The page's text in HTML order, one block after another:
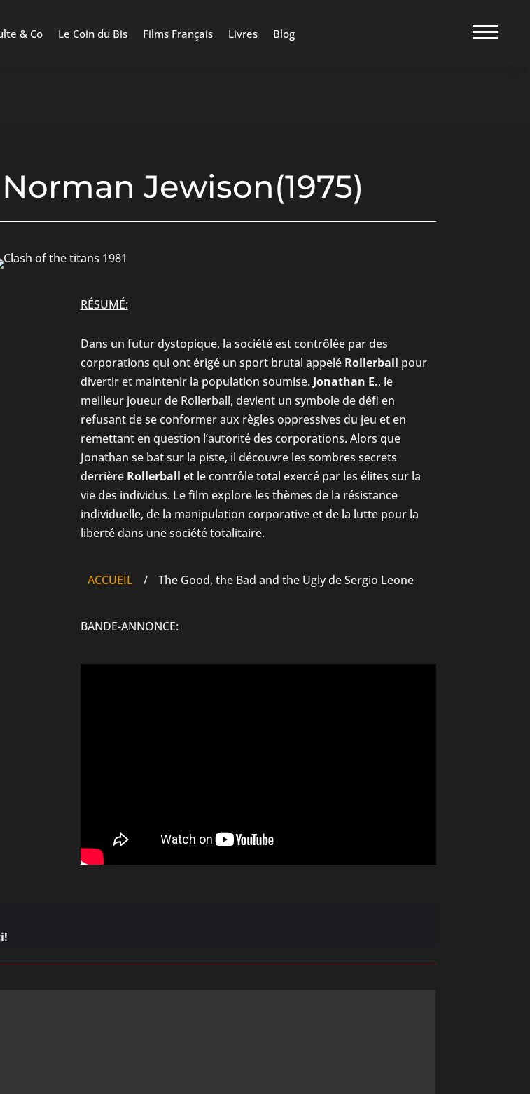
& Co Le Coin du Bis Films Français Livres Blog
Jewison(1975)
RÉSUMÉ:
Dans un futur dystopique, la société est contrôlée par des
corporations qui ont érigé un sport brutal appelé Rollerball pour
divertir et maintenir la population soumise. Jonathan E., le
meilleur joueur de Rollerball, devient un symbole de défi en
refusant de se conformer aux règles oppressives du jeu et en
remettant en question l’autorité des corporations. Alors que
Jonathan se bat sur la piste, il découvre les sombres secrets
derrière Rollerball et le contrôle total exercé par les élites sur la
vie des individus. Le film explore les thèmes de la résistance
individuelle, de la manipulation corporative et de la lutte pour la
liberté dans une société totalitaire.
ACCUEIL / The Good, the Bad and the Ugly de Sergio Leone
BANDE-ANNONCE: